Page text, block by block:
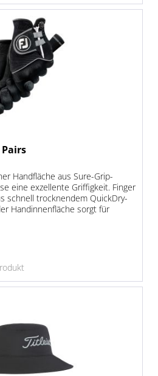
Handfläche aus Sure-Grip-
eine exzellente Griffigkeit. Finger
schnell trocknendem QuickDry-
Handinnenfläche sorgt für